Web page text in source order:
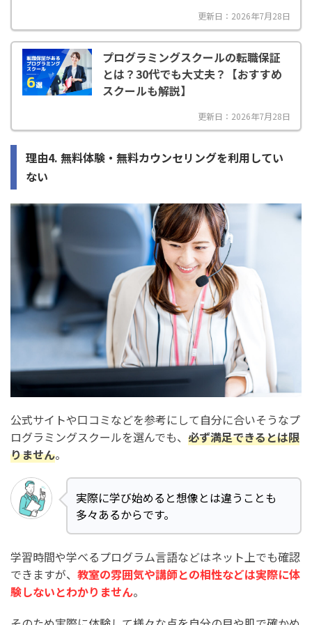
更新日：2026年7月28日
プログラミングスクールの転職保証
とは？30代でも大丈夫？【おすすめ
スクールも解説】
更新日：2026年7月28日
理由4. 無料体験・無料カウンセリングを利用してい
ない
公式サイトや口コミなどを参考にして自分に合いそうなプ
ログラミングスクールを選んでも、 必ず満足できるとは限
りません。
実際に学び始めると想像とは違うことも
多々あるからです。
学習時間や学べるプログラム言語などはネット上でも確認
できますが、 教室の雰囲気や講師との相性などは実際に体
験しないとわかりません。